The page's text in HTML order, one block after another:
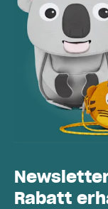
Rabatt